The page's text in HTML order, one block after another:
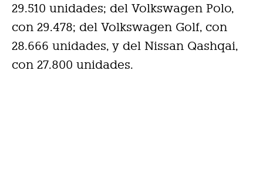
29.510 unidades; del Volkswagen Polo,
con 29.478; del Volkswagen Golf, con
28.666 unidades, y del Nissan Qashqai,
con 27.800 unidades.